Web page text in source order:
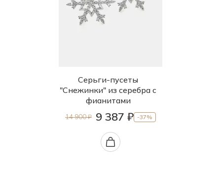
Серьги-пусеты
"Снежинки" из серебра с
фианитами
14 900 ₽ 9 387 ₽ -37%